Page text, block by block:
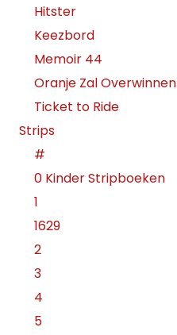
Hitster
Keezbord
Memoir 44
Oranje Zal Overwinnen
Ticket to Ride
Strips
#
0 Kinder Stripboeken
1
1629
2
3
4
5